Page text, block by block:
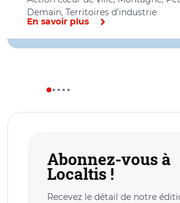
Demain, Territoires d’industrie
En savoir plus
Abonnez-vous à
Localtis !
Recevez le détail de notre